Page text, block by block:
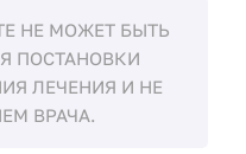
НЕ МОЖЕТ БЫТЬ
ПОСТАНОВКИ
ЛЕЧЕНИЯ И НЕ
ВРАЧА.